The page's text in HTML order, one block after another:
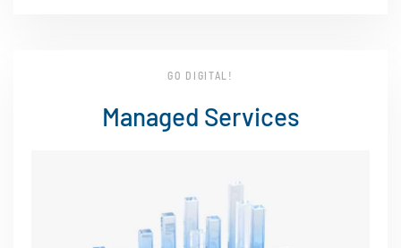
GO DIGITAL!
Managed Services